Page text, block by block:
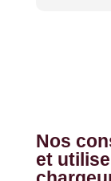
Nos
et